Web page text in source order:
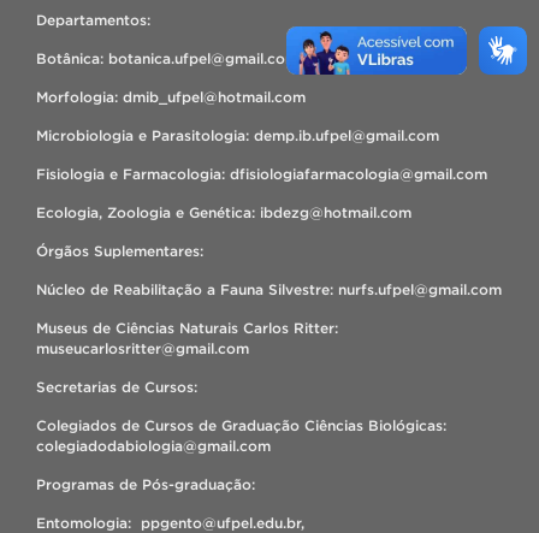
Departamentos:
Botânica: botanica.ufpel@gmail.com
Morfologia: dmib_ufpel@hotmail.com
Microbiologia e Parasitologia: demp.ib.ufpel@gmail.com
Fisiologia e Farmacologia: dfisiologiafarmacologia@gmail.com
Ecologia, Zoologia e Genética: ibdezg@hotmail.com
Órgãos Suplementares:
Núcleo de Reabilitação a Fauna Silvestre: nurfs.ufpel@gmail.com
Museus de Ciências Naturais Carlos Ritter:
museucarlosritter@gmail.com
Secretarias de Cursos:
Colegiados de Cursos de Graduação Ciências Biológicas:
colegiadodabiologia@gmail.com
Programas de Pós-graduação:
Entomologia: ppgento@ufpel.edu.br,